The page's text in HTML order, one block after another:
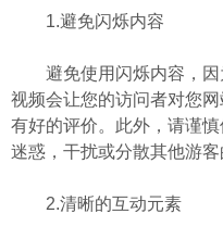
1.避免闪烁内容
避免使用闪烁内容，因
视频会让您的访问者对您
有好的评价。此外，请谨
迷惑，干扰或分散其他游客
2.清晰的互动元素